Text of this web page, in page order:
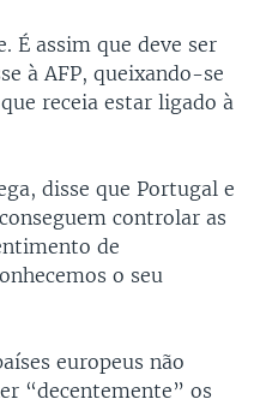
É assim que deve ser
à AFP, queixando-se
receia estar ligado à
disse que Portugal e
controlar as
de
o seu
europeus não
“decentemente” os